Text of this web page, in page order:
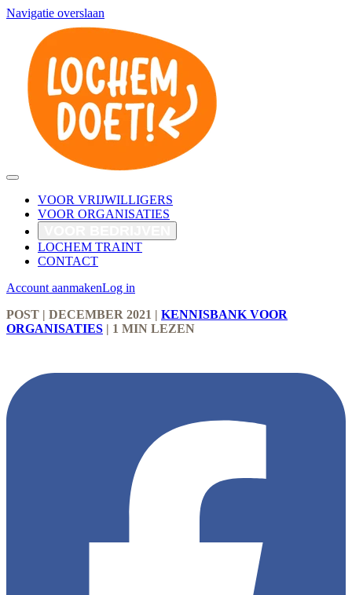
Navigatie overslaan
VOOR VRIJWILLIGERS
VOOR ORGANISATIES
LOCHEM TRAINT
CONTACT
Account aanmakenLog in
POST | DECEMBER 2021 | KENNISBANK VOOR
ORGANISATIES | 1 MIN LEZEN